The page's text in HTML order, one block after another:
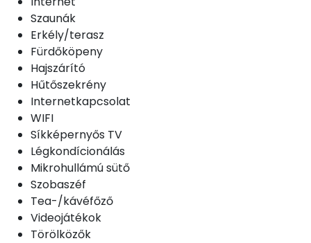
Szaunák
Erkély/terasz
Fürdőköpeny
Hajszárító
Hűtőszekrény
Internetkapcsolat
WIFI
Síkképernyős TV
Légkondícionálás
Mikrohullámú sütő
Szobaszéf
Tea-/kávéfőző
Videojátékok
Törölközők